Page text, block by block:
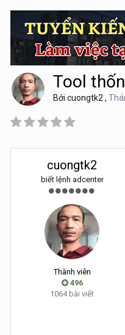
Tool
Bởi cuongtk2 ,
cuongtk2
biết lệnh adcenter
Thành viên
496
1064 bài viết